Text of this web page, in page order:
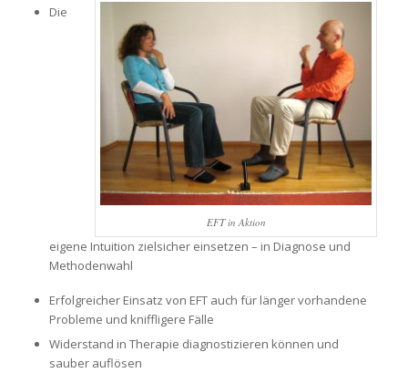
EFT in Aktion
Die
eigene Intuition zielsicher einsetzen – in Diagnose und
Methodenwahl
Erfolgreicher Einsatz von EFT auch für länger vorhandene
Probleme und kniffligere Fälle
Widerstand in Therapie diagnostizieren können und
sauber auflösen